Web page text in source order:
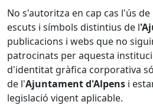
No s'autoritza en cap cas l'ús
escuts i símbols distintius de l
publicacions i webs que no
patrocinats per aquesta
d'identitat gràfica corporativa
de l'Ajuntament d'Alpens i
legislació vigent aplicable.